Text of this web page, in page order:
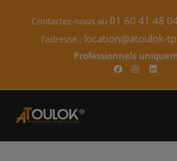
Contactez-nous au 01 60 41 48
l'adresse : location@atoulok-
Professionnels